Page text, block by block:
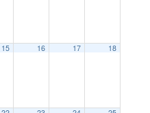
15 16 17 18